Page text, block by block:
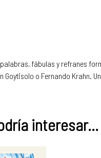
fábulas y refranes
Goytisolo o Fernando
interesar...